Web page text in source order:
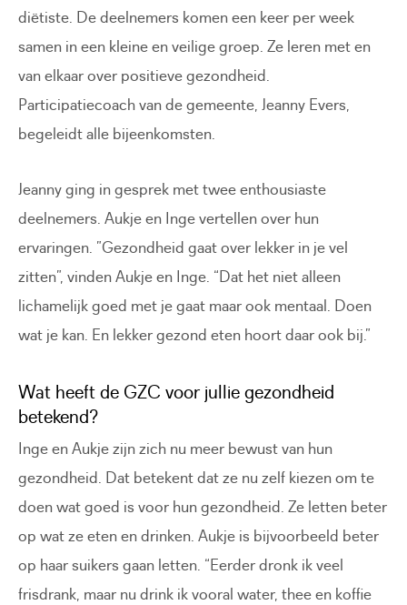
diëtiste. De deelnemers komen een keer per week
samen in een kleine en veilige groep. Ze leren met en
van elkaar over positieve gezondheid.
Participatiecoach van de gemeente, Jeanny Evers,
begeleidt alle bijeenkomsten.
Jeanny ging in gesprek met twee enthousiaste
deelnemers. Aukje en Inge vertellen over hun
ervaringen. ”Gezondheid gaat over lekker in je vel
zitten”, vinden Aukje en Inge. “Dat het niet alleen
lichamelijk goed met je gaat maar ook mentaal. Doen
wat je kan. En lekker gezond eten hoort daar ook bij.”
Wat heeft de GZC voor jullie gezondheid
betekend?
Inge en Aukje zijn zich nu meer bewust van hun
gezondheid. Dat betekent dat ze nu zelf kiezen om te
doen wat goed is voor hun gezondheid. Ze letten beter
op wat ze eten en drinken. Aukje is bijvoorbeeld beter
op haar suikers gaan letten. “Eerder dronk ik veel
frisdrank, maar nu drink ik vooral water, thee en koffie